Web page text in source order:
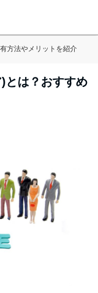
方法やメリットを紹介
とは？おすすめ